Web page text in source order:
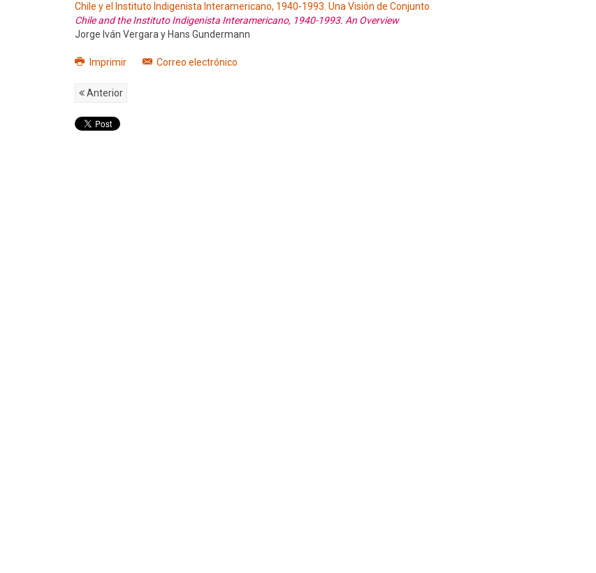
Chile y el Instituto Indigenista Interamericano, 1940-1993. Una Visión de Conjunto
Chile and the Instituto Indigenista Interamericano, 1940-1993. An Overview
Jorge Iván Vergara y Hans Gundermann
Imprimir Correo electrónico
Anterior